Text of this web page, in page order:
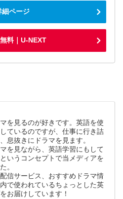
細ページ
料｜U-NEXT
を見るのが好きです。英語を使
ているのですが、仕事に行き詰
息抜きにドラマを見ます。
を見ながら、英語学習にもして
いうコンセプトで当メディアを
。
信サービス、おすすめドラマ情
で使われているちょっとした英
お届けしています！